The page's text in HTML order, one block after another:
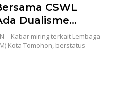
CSWL
Dualisme
– Kabar miring terkait Lembaga
Kota Tomohon, berstatus